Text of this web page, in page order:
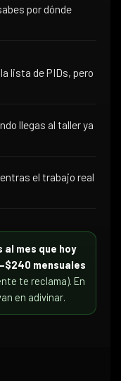
por dónde
lista de PIDs, pero
llegas al taller ya
el trabajo real
mes que hoy
mensuales
te reclama). En
en adivinar.